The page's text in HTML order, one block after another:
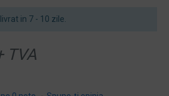
in 7 - 10 zile.
TVA